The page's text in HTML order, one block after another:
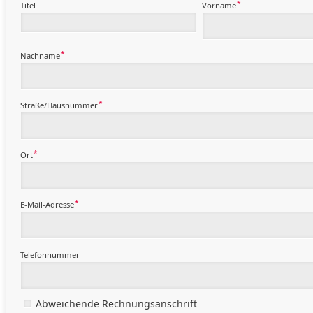
Titel Vorname*
Nachname*
Straße/Hausnummer*
Ort*
E-Mail-Adresse*
Telefonnummer
Abweichende Rechnungsanschrift